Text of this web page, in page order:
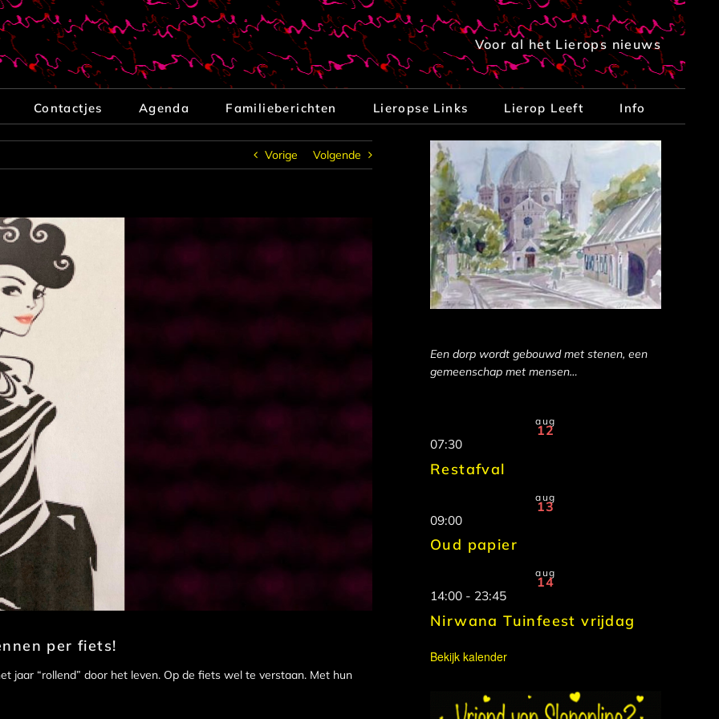
Voor al het Lierops nieuws
Contactjes Agenda Familieberichten Lieropse Links Lierop Leeft Info
Vorige Volgende
per fiets!
jaar “rollend” door het leven. Op de fiets wel te verstaan. Met hun
Een dorp wordt gebouwd met stenen, een
gemeenschap met mensen…
aug
12
07:30
Restafval
aug
13
09:00
Oud papier
aug
14
14:00 - 23:45
Nirwana Tuinfeest vrijdag
Bekijk kalender